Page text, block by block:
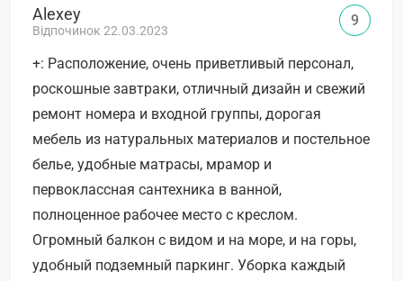
Alexey
Відпочинок 22.03.2023
+: Расположение, очень приветливый персонал,
роскошные завтраки, отличный дизайн и свежий
ремонт номера и входной группы, дорогая
мебель из натуральных материалов и постельное
белье, удобные матрасы, мрамор и
первоклассная сантехника в ванной,
полноценное рабочее место с креслом.
Огромный балкон с видом и на море, и на горы,
удобный подземный паркинг. Уборка каждый
9